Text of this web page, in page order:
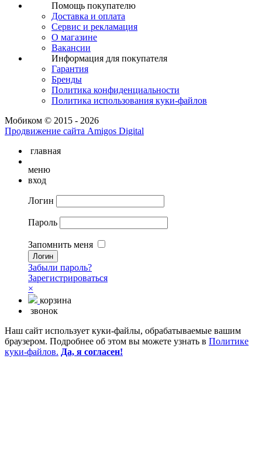
Помощь покупателю
Доставка и оплата
Сервис и рекламация
О магазине
Вакансии
Информация для покупателя
Гарантия
Бренды
Политика конфиденциальности
Политика использования куки-файлов
Мобиком © 2015 - 2026
Продвижение сайта Amigos Digital
главная
меню
вход
Логин
Пароль
Запомнить меня
Забыли пароль?
Зарегистрироваться
×
корзина
звонок
Наш сайт использует куки-файлы, обрабатываемые вашим
браузером. Подробнее об этом вы можете узнать в Политике
куки-файлов. Да, я согласен!